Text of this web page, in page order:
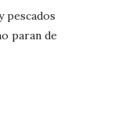
pescados
paran de